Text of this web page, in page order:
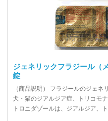
ジェネリックフラジール（
錠
（商品説明） フラジールのジェ
犬・猫のジアルジア症、トリコモ
トロニダゾールは、ジアルジア、